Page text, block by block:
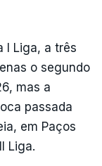
I Liga, a três
o segundo
mas a
passada
em Paços
Liga.